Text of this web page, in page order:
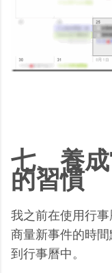
七、養
的習慣
我之前在使用行
商量新事件的時
到行事曆中。